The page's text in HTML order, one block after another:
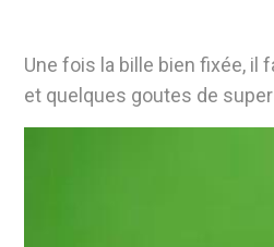
Une fois la bille bien fixée, il
et quelques goutes de